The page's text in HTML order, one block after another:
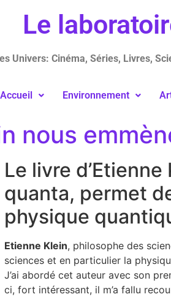
Le
Univers: Cinéma, Séries, Livres,
Accueil Environnement
nous
Le livre
quanta, permet
physique
Etienne Klein, philosophe des
sciences et en particulier la
J’ai abordé cet auteur avec son
ci, fort intéressant, il m’a fallu